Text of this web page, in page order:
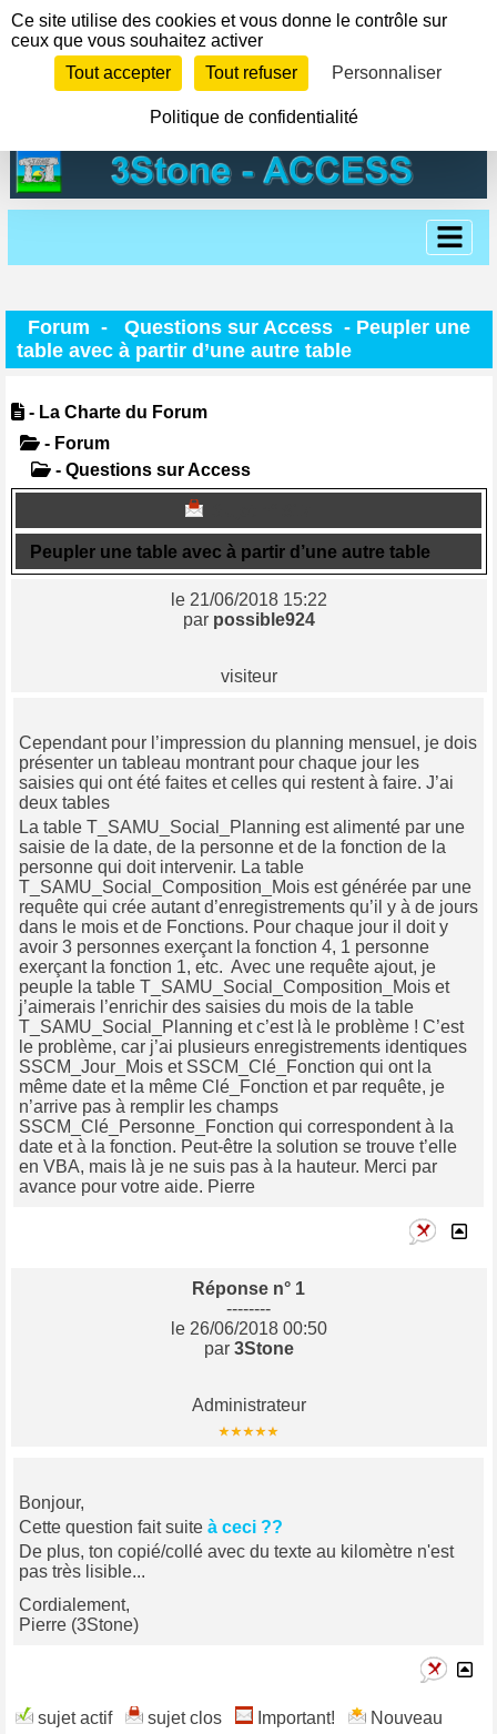
Forum - Questions sur Access - Peupler une
table avec à partir d’une autre table
- La Charte du Forum
- Forum
- Questions sur Access
Peupler une table avec à partir d’une autre table
le 21/06/2018 15:22
par possible924
visiteur
Cependant pour l’impression du planning mensuel, je dois
présenter un tableau montrant pour chaque jour les
saisies qui ont été faites et celles qui restent à faire. J’ai
deux tables
La table T_SAMU_Social_Planning est alimenté par une
saisie de la date, de la personne et de la fonction de la
personne qui doit intervenir. La table
T_SAMU_Social_Composition_Mois est générée par une
requête qui crée autant d’enregistrements qu’il y à de jours
dans le mois et de Fonctions. Pour chaque jour il doit y
avoir 3 personnes exerçant la fonction 4, 1 personne
exerçant la fonction 1, etc. Avec une requête ajout, je
peuple la table T_SAMU_Social_Composition_Mois et
j’aimerais l’enrichir des saisies du mois de la table
T_SAMU_Social_Planning et c’est là le problème ! C’est
le problème, car j’ai plusieurs enregistrements identiques
SSCM_Jour_Mois et SSCM_Clé_Fonction qui ont la
même date et la même Clé_Fonction et par requête, je
n’arrive pas à remplir les champs
SSCM_Clé_Personne_Fonction qui correspondent à la
date et à la fonction. Peut-être la solution se trouve t’elle
en VBA, mais là je ne suis pas à la hauteur. Merci par
avance pour votre aide. Pierre
Réponse n° 1
--------
le 26/06/2018 00:50
par 3Stone
Administrateur
Bonjour,
Cette question fait suite à ceci ??
De plus, ton copié/collé avec du texte au kilomètre n'est
pas très lisible...
Cordialement,
Pierre (3Stone)
sujet actif sujet clos Important!
Nouveau
Panneau de gestion des cookies
Ce site utilise des cookies et vous donne le contrôle sur
ceux que vous souhaitez activer
Tout accepter
Tout refuser Personnaliser
Politique de confidentialité